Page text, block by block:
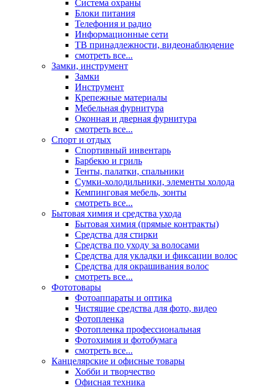
Система охраны
Блоки питания
Телефония и радио
Информационные сети
ТВ принадлежности, видеонаблюдение
смотреть все...
Замки, инструмент
Замки
Инструмент
Крепежные материалы
Мебельная фурнитура
Оконная и дверная фурнитура
смотреть все...
Спорт и отдых
Спортивный инвентарь
Барбекю и гриль
Тенты, палатки, спальники
Сумки-холодильники, элементы холода
Кемпинговая мебель, зонты
смотреть все...
Бытовая химия и средства ухода
Бытовая химия (прямые контракты)
Средства для стирки
Средства по уходу за волосами
Средства для укладки и фиксации волос
Средства для окрашивания волос
смотреть все...
Фототовары
Фотоаппараты и оптика
Чистящие средства для фото, видео
Фотопленка
Фотопленка профессиональная
Фотохимия и фотобумага
смотреть все...
Канцелярские и офисные товары
Хобби и творчество
Офисная техника